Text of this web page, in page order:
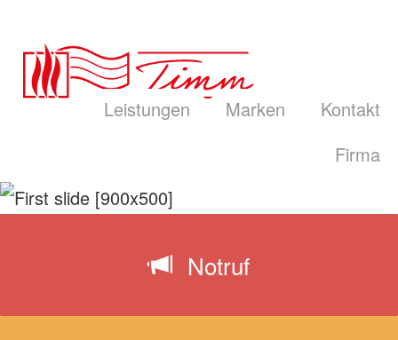
Kontakt
Marken
Leistungen
Firma
Notruf